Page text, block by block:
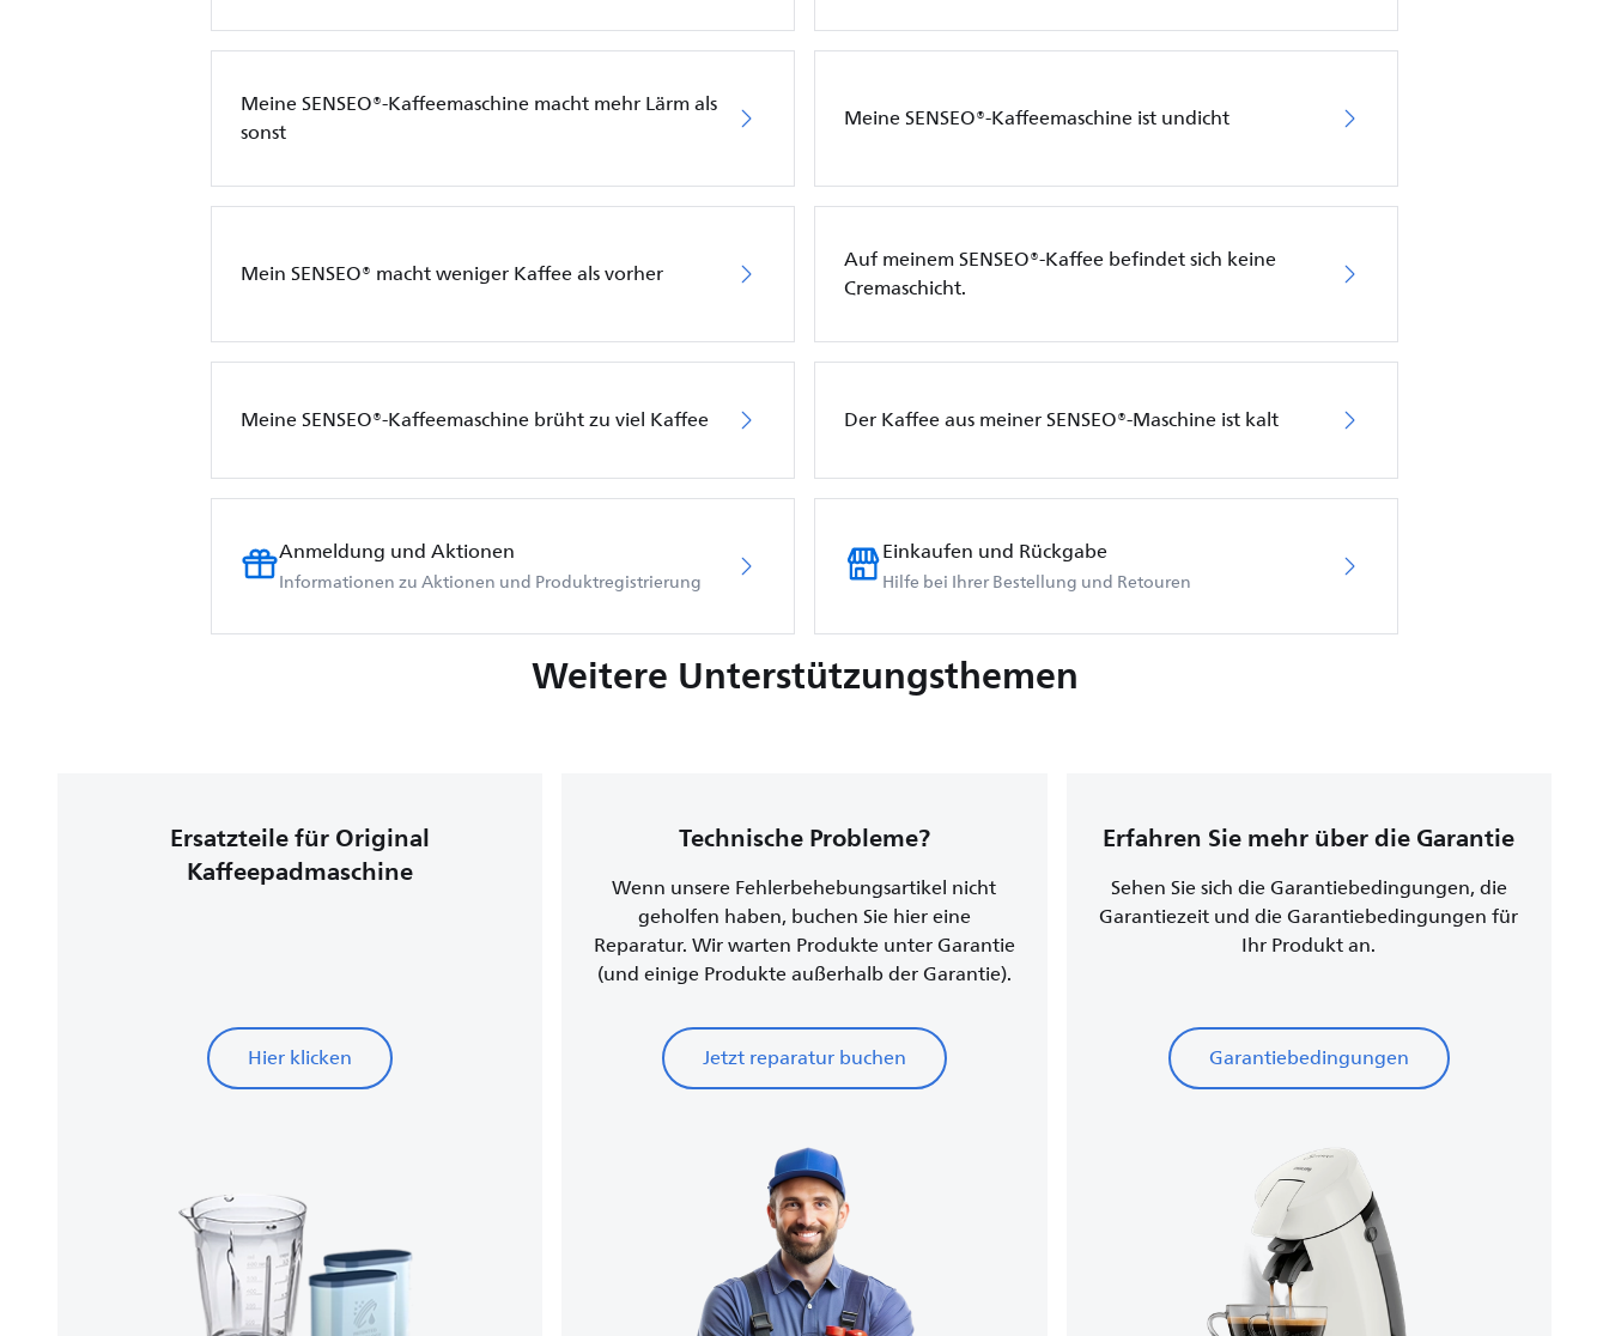
Meine SENSEO®-Kaffeemaschine macht mehr Lärm als
sonst
Meine SENSEO®-Kaffeemaschine ist undicht
Mein SENSEO® macht weniger Kaffee als vorher
Auf meinem SENSEO®-Kaffee befindet sich keine
Cremaschicht.
Meine SENSEO®-Kaffeemaschine brüht zu viel Kaffee Der Kaffee aus meiner SENSEO®-Maschine ist kalt
Anmeldung und Aktionen
Informationen zu Aktionen und Produktregistrierung
Einkaufen und Rückgabe
Hilfe bei Ihrer Bestellung und Retouren
Weitere Unterstützungsthemen
Ersatzteile für Original
Kaffeepadmaschine
Hier klicken
Technische Probleme?
Wenn unsere Fehlerbehebungsartikel nicht
geholfen haben, buchen Sie hier eine
Reparatur. Wir warten Produkte unter Garantie
(und einige Produkte außerhalb der Garantie).
Jetzt reparatur buchen
Erfahren Sie mehr über die Garantie
Sehen Sie sich die Garantiebedingungen, die
Garantiezeit und die Garantiebedingungen für
Ihr Produkt an.
Garantiebedingungen